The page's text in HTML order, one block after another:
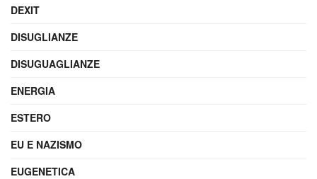
DEXIT
DISUGLIANZE
DISUGUAGLIANZE
ENERGIA
ESTERO
EU E NAZISMO
EUGENETICA